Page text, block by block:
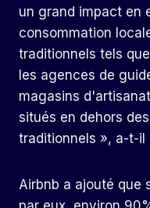
un grand impact en
consommation
traditionnels tels
les agences de
magasins
situés en dehors
traditionnels », a-t-il
Airbnb a ajouté que